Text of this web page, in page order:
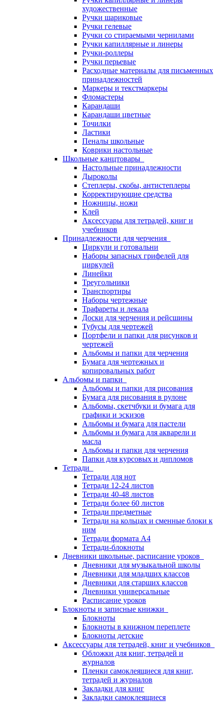
художественные
Ручки шариковые
Ручки гелевые
Ручки со стираемыми чернилами
Ручки капиллярные и линеры
Ручки-роллеры
Ручки перьевые
Расходные материалы для письменных
принадлежностей
Маркеры и текстмаркеры
Фломастеры
Карандаши
Карандаши цветные
Точилки
Ластики
Пеналы школьные
Коврики настольные
Школьные канцтовары
Настольные принадлежности
Дыроколы
Степлеры, скобы, антистеплеры
Корректирующие средства
Ножницы, ножи
Клей
Аксессуары для тетрадей, книг и
учебников
Принадлежности для черчения
Циркули и готовальни
Наборы запасных грифелей для
циркулей
Линейки
Треугольники
Транспортиры
Наборы чертежные
Трафареты и лекала
Доски для черчения и рейсшины
Тубусы для чертежей
Портфели и папки для рисунков и
чертежей
Альбомы и папки для черчения
Бумага для чертежных и
копировальных работ
Альбомы и папки
Альбомы и папки для рисования
Бумага для рисования в рулоне
Альбомы, скетчбуки и бумага для
графики и эскизов
Альбомы и бумага для пастели
Альбомы и бумага для акварели и
масла
Альбомы и папки для черчения
Папки для курсовых и дипломов
Тетради
Тетради для нот
Тетради 12-24 листов
Тетради 40-48 листов
Тетради более 60 листов
Тетради предметные
Тетради на кольцах и сменные блоки к
ним
Тетради формата А4
Тетради-блокноты
Дневники школьные, расписание уроков
Дневники для музыкальной школы
Дневники для младших классов
Дневники для старших классов
Дневники универсальные
Расписание уроков
Блокноты и записные книжки
Блокноты
Блокноты в книжном переплете
Блокноты детские
Аксессуары для тетрадей, книг и учебников
Обложки для книг, тетрадей и
журналов
Пленки самоклеящиеся для книг,
тетрадей и журналов
Закладки для книг
Закладки самоклеящиеся